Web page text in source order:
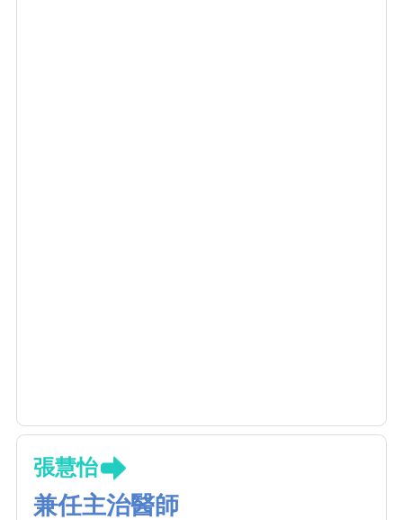
張慧怡
兼任主治醫師